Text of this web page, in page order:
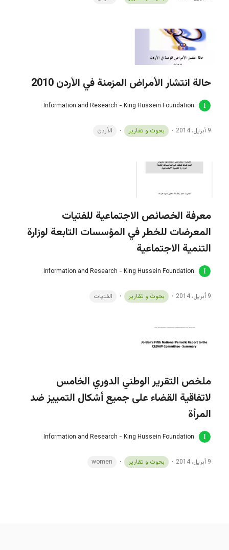
حالة انتشار الأمراض المزمنة في الأردن 2010
Information and Research - King Hussein Foundation
9 أبريل، 2014 بحوث و تقارير الأردن
معرفة الخصائص الاجتماعية للفتيات
المعرضات للخطر في المؤسسات التابعة لوزارة
التنمية الاجتماعية
Information and Research - King Hussein Foundation
9 أبريل، 2014 بحوث و تقارير الفتيات
ملخص التقرير الوطني الدوري الخامس
لاتفاقية القضاء على جميع أشكال التمييز ضد
المرأة
Information and Research - King Hussein Foundation
9 أبريل، 2014 بحوث و تقارير women